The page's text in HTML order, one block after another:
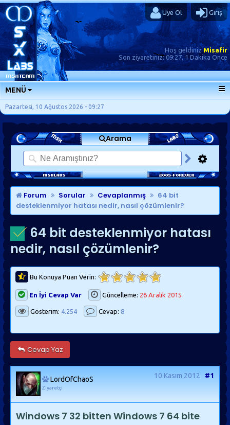
Üye Ol Giriş
Hoş geldinizMisafir
Son ziyaretiniz:09:27, 1 Dakika Önce
MENÜ
ANA SAYFA
FORUMLAR
SORU-CEVAP
GÜNLÜKLER
SON MESAJLAR
KISAYOLLAR
Pazartesi, 10 Ağustos 2026 - 09:27
Arama
Forum Sorular Cevaplanmış
64 bit
desteklenmiyor hatası nedir, nasıl çözümlenir?
64 bit desteklenmiyor hatası
nedir, nasıl çözümlenir?
Bu Konuya Puan Verin:
En İyi Cevap Var Güncelleme: 26 Aralık 2015
Gösterim: 4.254 Cevap: 8
Cevap Yaz
LordOfChaoS
Ziyaretçi
10 Kasım 2012 #1
Windows 7 32 bitten Windows 7 64 bite